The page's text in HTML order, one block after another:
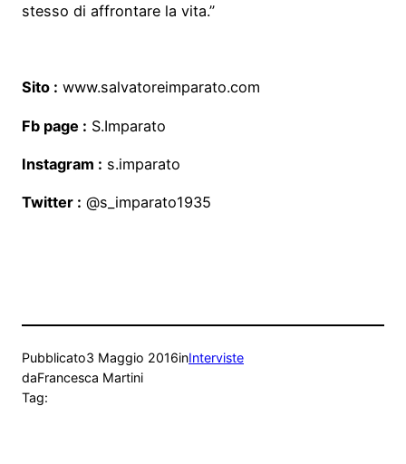
stesso di affrontare la vita.”
Sito : www.salvatoreimparato.com
Fb page : S.Imparato
Instagram : s.imparato
Twitter : @s_imparato1935
Pubblicato3 Maggio 2016inInterviste
daFrancesca Martini
Tag: